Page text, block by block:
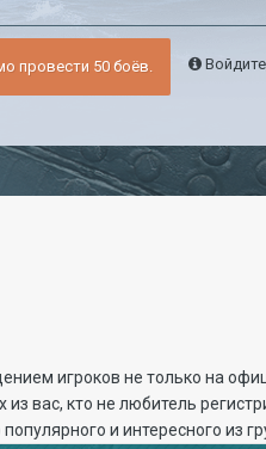
провести 50 боёв.
игроков не только на
из вас, кто не любитель
и интересного из